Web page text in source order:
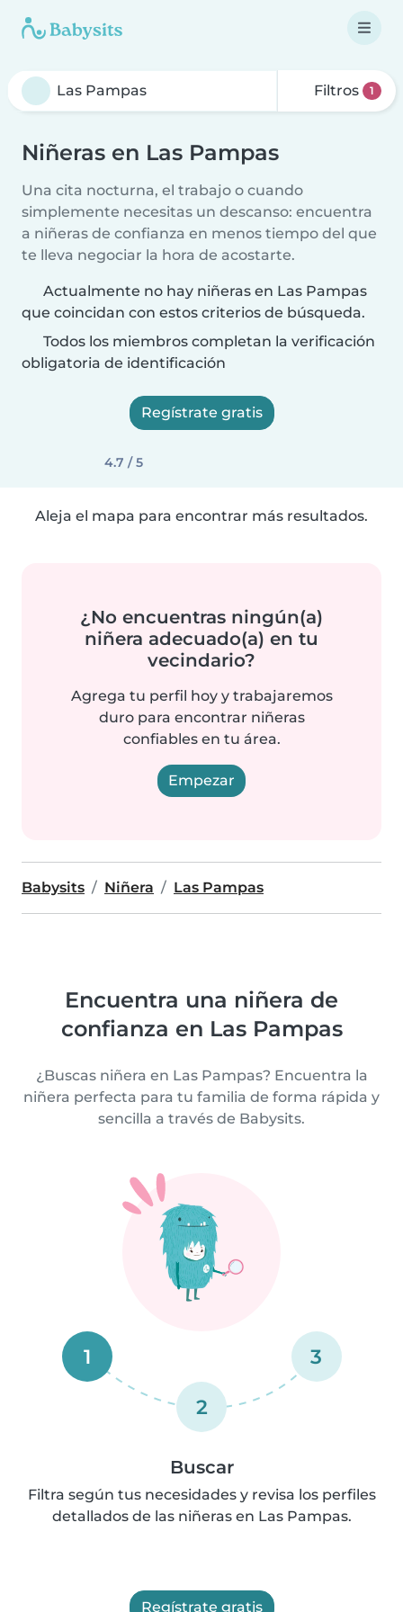
Filtros 1
Niñeras en Las Pampas
Una cita nocturna, el trabajo o cuando
simplemente necesitas un descanso: encuentra
a niñeras de confianza en menos tiempo del que
te lleva negociar la hora de acostarte.
Actualmente no hay niñeras en Las Pampas
que coincidan con estos criterios de búsqueda.
Todos los miembros completan la verificación
obligatoria de identificación
Regístrate gratis
4.7 / 5
Aleja el mapa para encontrar más resultados.
¿No encuentras ningún(a)
niñera adecuado(a) en tu
vecindario?
Agrega tu perfil hoy y trabajaremos
duro para encontrar niñeras
confiables en tu área.
Empezar
Babysits Niñera Las Pampas
Encuentra una niñera de
confianza en Las Pampas
¿Buscas niñera en Las Pampas? Encuentra la
niñera perfecta para tu familia de forma rápida y
sencilla a través de Babysits.
1
2
3
Buscar
Filtra según tus necesidades y revisa los perfiles
detallados de las niñeras en Las Pampas.
Regístrate gratis